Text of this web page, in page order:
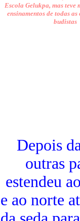
Escola Gelukpa, mas teve
ensinamentos de todas
budistas
Depois
outras
estendeu
e ao norte